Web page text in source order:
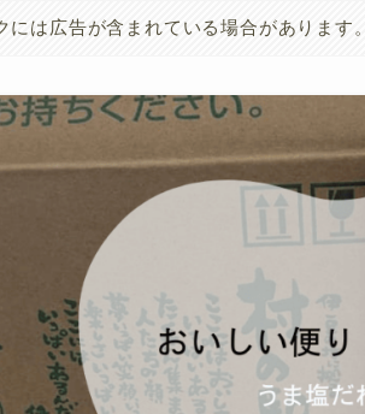
には広告が含まれている場合があります。